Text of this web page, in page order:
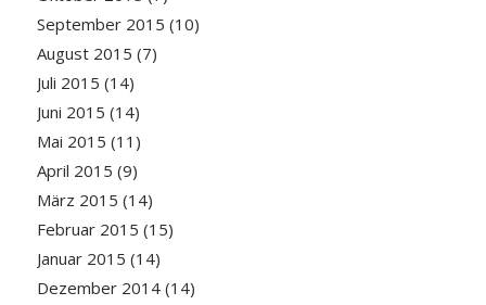
September 2015 (10)
August 2015 (7)
Juli 2015 (14)
Juni 2015 (14)
Mai 2015 (11)
April 2015 (9)
März 2015 (14)
Februar 2015 (15)
Januar 2015 (14)
Dezember 2014(14)